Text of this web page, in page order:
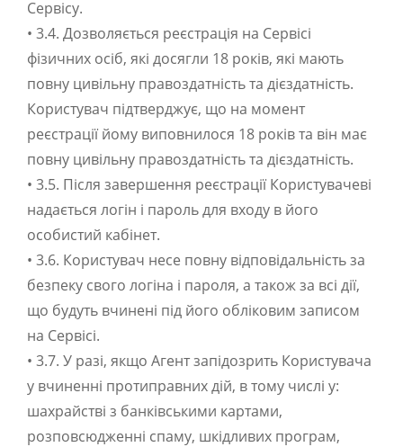
Сервісу.
• 3.4. Дозволяється реєстрація на Сервісі
фізичних осіб, які досягли 18 років, які мають
повну цивільну правоздатність та дієздатність.
Користувач підтверджує, що на момент
реєстрації йому виповнилося 18 років та він має
повну цивільну правоздатність та дієздатність.
• 3.5. Після завершення реєстрації Користувачеві
надається логін і пароль для входу в його
особистий кабінет.
• 3.6. Користувач несе повну відповідальність за
безпеку свого логіна і пароля, а також за всі дії,
що будуть вчинені під його обліковим записом
на Сервісі.
• 3.7. У разі, якщо Агент запідозрить Користувача
у вчиненні протиправних дій, в тому числі у:
шахрайстві з банківськими картами,
розповсюдженні спаму, шкідливих програм,